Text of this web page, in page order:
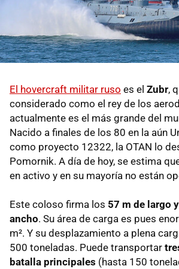
El hovercraft militar ruso es el Zubr,
considerado como el rey de los
actualmente es el más grande del
Nacido a finales de los 80 en la aún
como proyecto 12322, la OTAN lo
Pomornik. A día de hoy, se estima
en activo y en su mayoría no están
Este coloso firma los 57 m de largo
ancho. Su área de carga es pues
m². Y su desplazamiento a plena
500 toneladas. Puede transportar
batalla principales (hasta 150